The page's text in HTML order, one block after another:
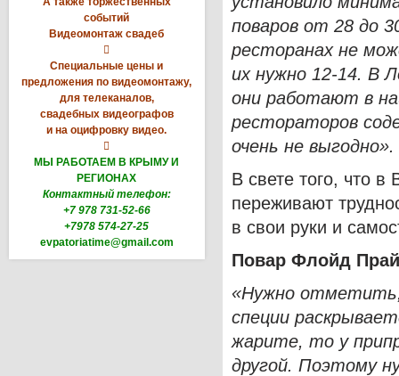
событий
Видеомонтаж свадеб

Специальные цены и
предложения по видеомонтажу,
для телеканалов,
свадебных видеографов
и на оцифровку видео.

МЫ РАБОТАЕМ В КРЫМУ И
РЕГИОНАХ
Контактный телефон:
+7 978 731-52-66
+7978 574-27-25
evpatoriatime@gmail.com
поваров от 28 до
ресторанах не
их нужно 12-14. В
они работают в
рестораторов
очень не выгодно».
В свете того, что в
переживают
в свои руки и
Повар Флойд
«Нужно отметить,
специи
жарите, то у
другой. Поэтому